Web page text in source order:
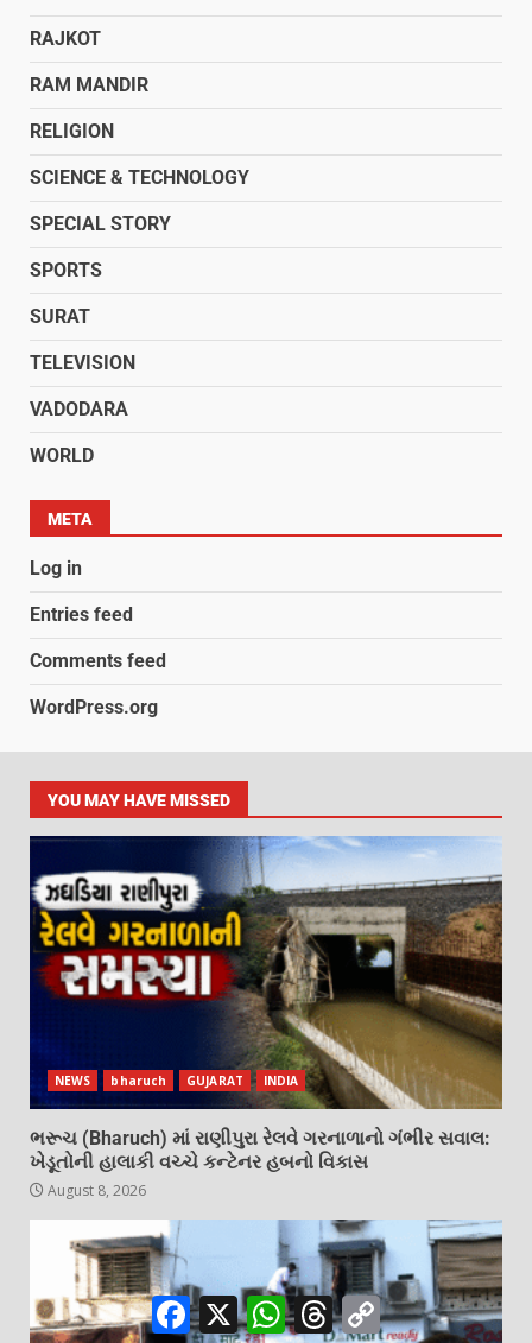
RAJKOT
RAM MANDIR
RELIGION
SCIENCE & TECHNOLOGY
SPECIAL STORY
SPORTS
SURAT
TELEVISION
VADODARA
WORLD
META
Log in
Entries feed
Comments feed
WordPress.org
YOU MAY HAVE MISSED
NEWS bharuch GUJARAT INDIA
ભરૂચ (Bharuch) માં રાણીપુરા રેલવે ગરનાળાનો ગંભીર સવાલ:
ખેડૂતોની હાલાકી વચ્ચે કન્ટેનર હબનો વિકાસ
August 8, 2026
Facebook
X WhatsApp
Threads
Copy
Link